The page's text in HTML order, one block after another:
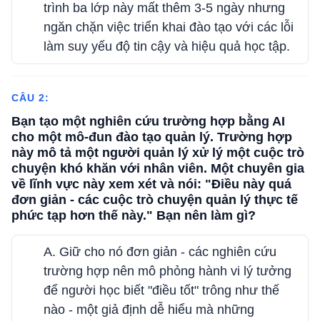
trình ba lớp này mất thêm 3-5 ngày nhưng
ngăn chặn việc triển khai đào tạo với các lỗi
làm suy yếu độ tin cậy và hiệu quả học tập.
CÂU 2:
Bạn tạo một nghiên cứu trường hợp bằng AI
cho một mô-đun đào tạo quản lý. Trường hợp
này mô tả một người quản lý xử lý một cuộc trò
chuyện khó khăn với nhân viên. Một chuyên gia
về lĩnh vực này xem xét và nói: "Điều này quá
đơn giản - các cuộc trò chuyện quản lý thực tế
phức tạp hơn thế này." Bạn nên làm gì?
A. Giữ cho nó đơn giản - các nghiên cứu
trường hợp nên mô phỏng hành vi lý tưởng
để người học biết "điều tốt" trông như thế
nào - một giả định dễ hiểu mà những